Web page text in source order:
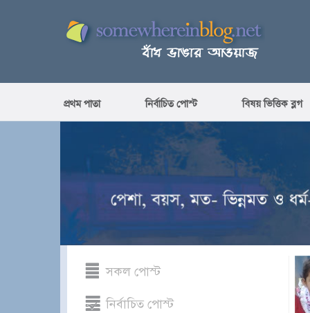
প্রথম পাতা নির্বাচিত পোস্ট বিষয় ভিত্তিক ব্লগ
সকল পোস্ট
নির্বাচিত পোস্ট